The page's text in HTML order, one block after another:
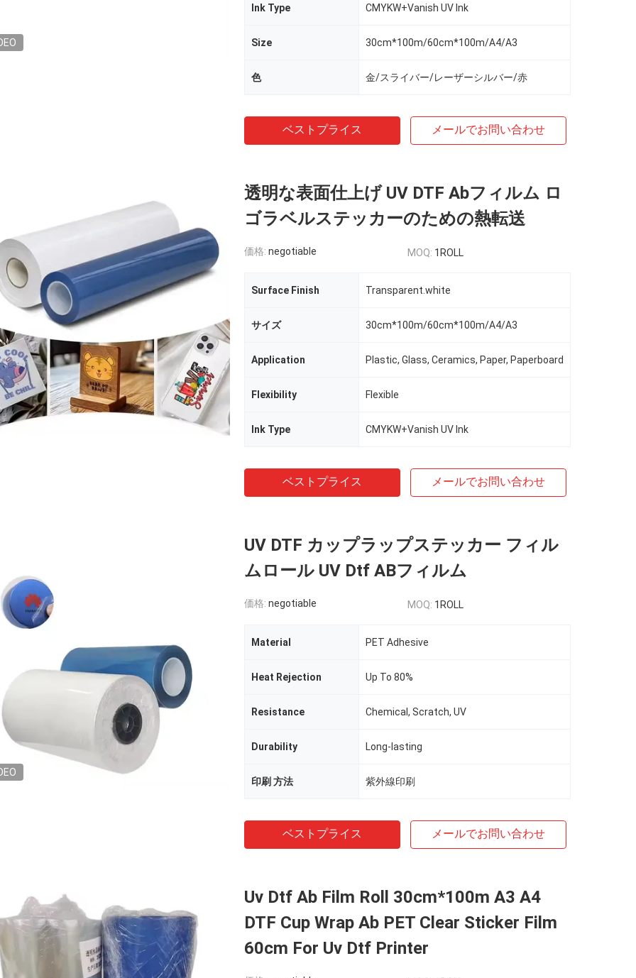
Ink Type CMYKW+Vanish UV Ink
Size 30cm*100m/60cm*100m/A4/A3
色 金/スライバー/レーザーシルバー/赤
ベストプライス メールでお問い合わせ
透明な表面仕上げ UV DTF Abフィルム ロ
ゴラベルステッカーのための熱転送
価格: negotiable MOQ: 1ROLL
Surface Finish Transparent.white
サイズ 30cm*100m/60cm*100m/A4/A3
Application Plastic, Glass, Ceramics, Paper, Paperboard
Flexibility Flexible
Ink Type CMYKW+Vanish UV Ink
ベストプライス メールでお問い合わせ
UV DTF カップラップステッカー フィル
ムロール UV Dtf ABフィルム
価格: negotiable MOQ: 1ROLL
Material PET Adhesive
Heat Rejection Up To 80%
Resistance Chemical, Scratch, UV
Durability Long-lasting
印刷 方法 紫外線印刷
ベストプライス メールでお問い合わせ
Uv Dtf Ab Film Roll 30cm*100m A3 A4
DTF Cup Wrap Ab PET Clear Sticker Film
60cm For Uv Dtf Printer